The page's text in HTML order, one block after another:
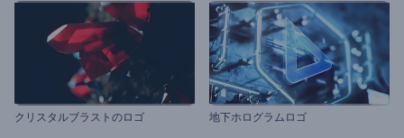
クリスタルブラストのロゴ 地下ホログラムロゴ